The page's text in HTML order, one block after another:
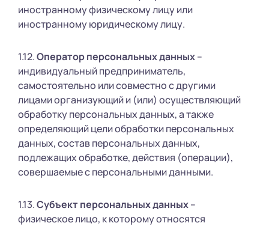
иностранному физическому лицу или
иностранному юридическому лицу.
1.12.Оператор персональных данных–
индивидуальный предприниматель,
самостоятельно или совместно с другими
лицами организующий и (или) осуществляющий
обработку персональных данных, а также
определяющий цели обработки персональных
данных, состав персональных данных,
подлежащих обработке, действия (операции),
совершаемые с персональными данными.
1.13.Субъект персональных данных–
физическое лицо, к которому относятся